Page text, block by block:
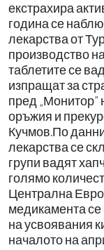
екстрахира
година се
лекарства от
производство
таблетите се
изпращат за
пред „Монитор”
оръжия и
Кучмов.По
лекарства се
групи вадят
голямо
Централна
медикамента се
на усвоявания
началото на